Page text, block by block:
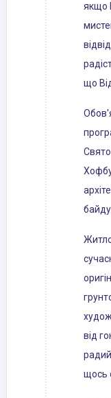
якщо
що
від
щось